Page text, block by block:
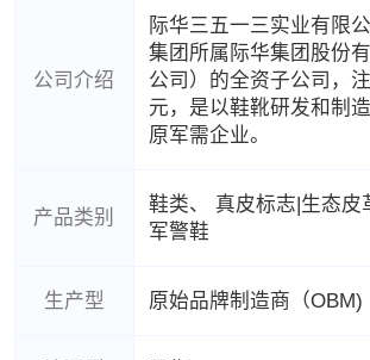
公司介绍
际华三五一三实业有限
集团所属际华集团股份
公司）的全资子公司，
元，是以鞋靴研发和制
原军需企业。
产品类别
鞋类、 真皮标志|生态皮
军警鞋
生产型 原始品牌制造商（OBM)